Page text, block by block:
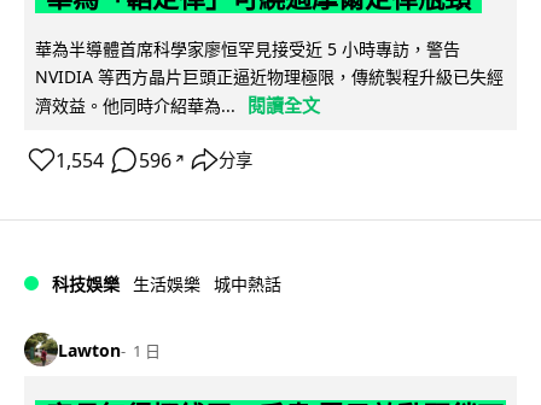
華為半導體首席科學家廖恒罕見接受近 5 小時專訪，警告
NVIDIA 等西方晶片巨頭正逼近物理極限，傳統製程升級已失經
濟效益。他同時介紹華為...
閱讀全文
1,554 596 ↗ 分享
科技娛樂 生活娛樂 城中熱話
Lawton 1 日